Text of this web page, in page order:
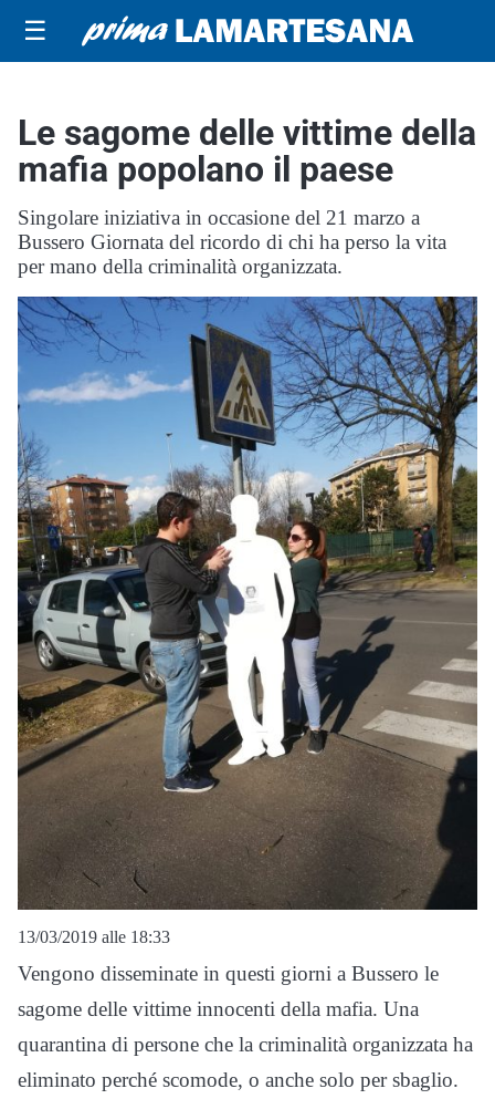
☰
Le sagome delle vittime della
mafia popolano il paese
Singolare iniziativa in occasione del 21 marzo a
Bussero Giornata del ricordo di chi ha perso la vita
per mano della criminalità organizzata.
13/03/2019 alle 18:33
Vengono disseminate in questi giorni a Bussero le
sagome delle vittime innocenti della mafia. Una
quarantina di persone che la criminalità organizzata ha
eliminato perché scomode, o anche solo per sbaglio.